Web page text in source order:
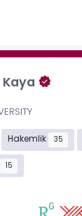
Hakemlik 35
15